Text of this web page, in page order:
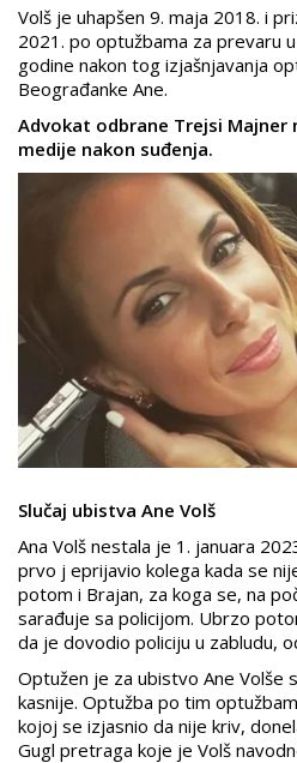
Volš je uhapšen 9. maja 2018. i
2021. po optužbama za prevaru
godine nakon tog izjašnjavanja
Beograđanke Ane.
Advokat odbrane Trejsi Majner
medije nakon suđenja.
Slučaj ubistva Ane Volš
Ana Volš nestala je 1. januara
prvo j eprijavio kolega kada se
potom i Brajan, za koga se, na
sarađuje sa policijom. Ubrzo
da je dovodio policiju u zabludu,
Optužen je za ubistvo Ane Volše
kasnije. Optužba po tim
kojoj se izjasnio da nije kriv,
Gugl pretraga koje je Volš